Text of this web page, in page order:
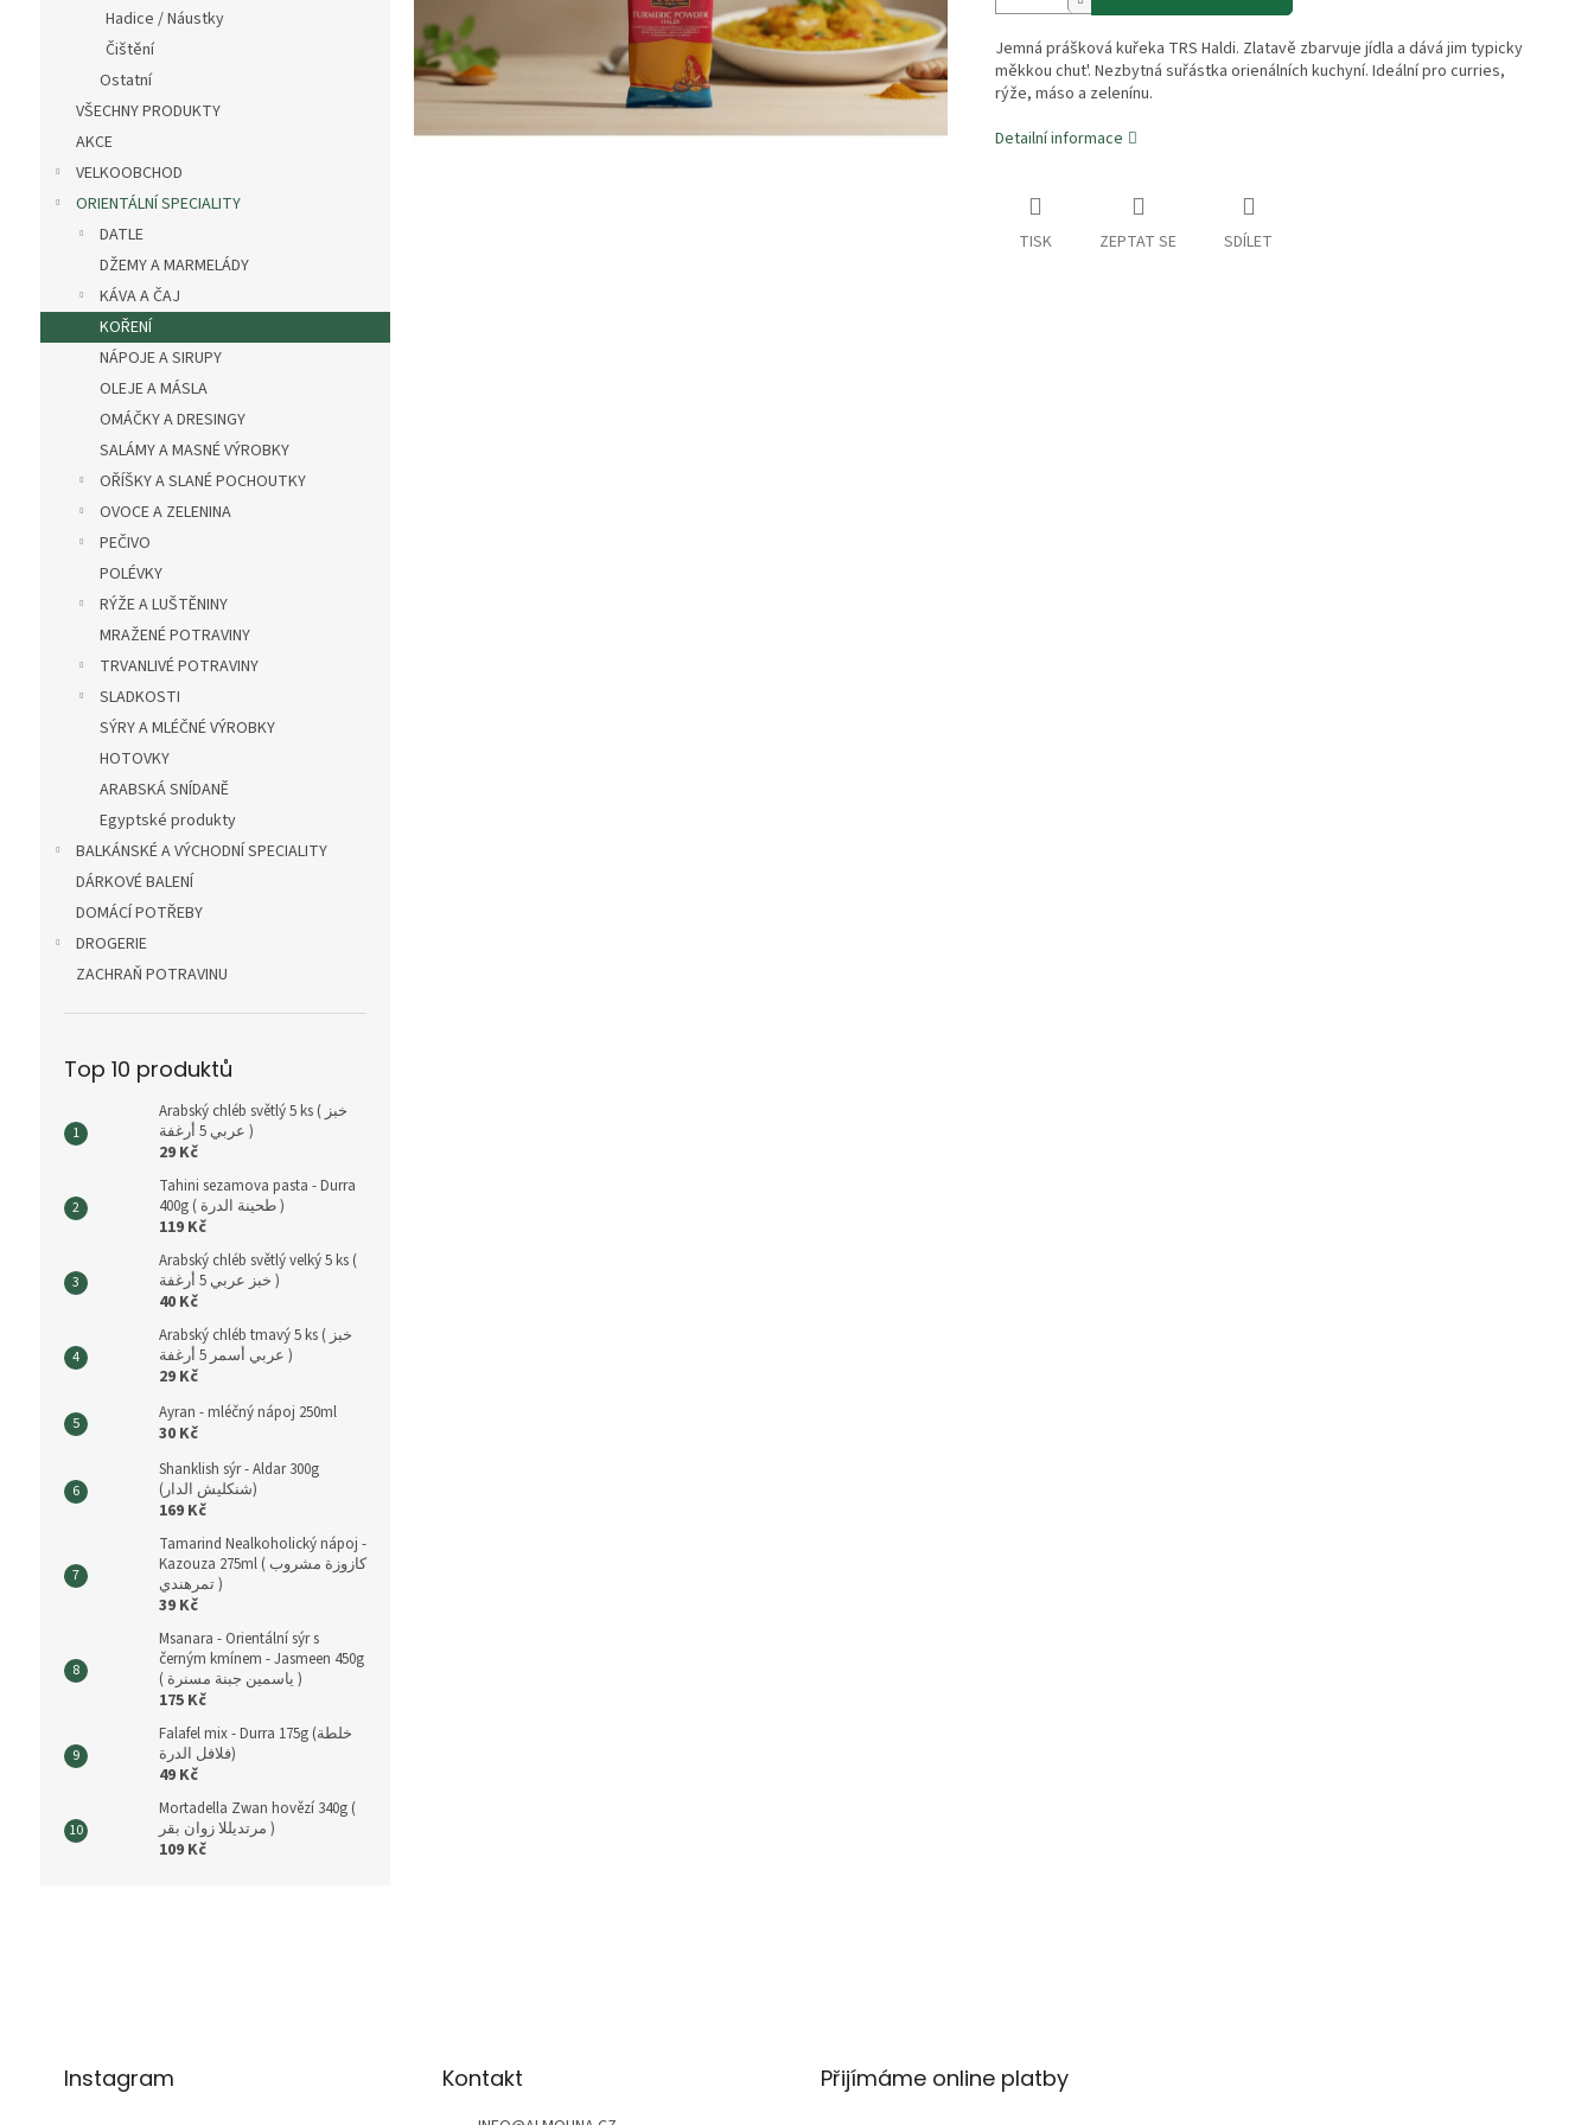
Hadice / Náustky
Čištění
Ostatní
VŠECHNY PRODUKTY
AKCE
VELKOOBCHOD
ORIENTÁLNÍ SPECIALITY
DATLE
DŽEMY A MARMELÁDY
KÁVA A ČAJ
KOŘENÍ
NÁPOJE A SIRUPY
OLEJE A MÁSLA
OMÁČKY A DRESINGY
SALÁMY A MASNÉ VÝROBKY
OŘÍŠKY A SLANÉ POCHOUTKY
OVOCE A ZELENINA
PEČIVO
POLÉVKY
RÝŽE A LUŠTĚNINY
MRAŽENÉ POTRAVINY
TRVANLIVÉ POTRAVINY
SLADKOSTI
SÝRY A MLÉČNÉ VÝROBKY
HOTOVKY
ARABSKÁ SNÍDANĚ
Egyptské produkty
BALKÁNSKÉ A VÝCHODNÍ SPECIALITY
DÁRKOVÉ BALENÍ
DOMÁCÍ POTŘEBY
DROGERIE
ZACHRAŇ POTRAVINU
Top 10 produktů
Arabský chléb světlý 5 ks ( خبز
عربي 5 أرغفة )
29 Kč
Tahini sezamova pasta - Durra
400g ( طحينة الدرة )
119 Kč
Arabský chléb světlý velký 5 ks (
خبز عربي 5 أرغفة )
40 Kč
Arabský chléb tmavý 5 ks ( خبز
عربي أسمر 5 أرغفة )
29 Kč
Ayran - mléčný nápoj 250ml
30 Kč
Shanklish sýr - Aldar 300g
(شنكليش الدار)
169 Kč
Tamarind Nealkoholický nápoj -
Kazouza 275ml ( كازوزة مشروب
تمرهندي )
39 Kč
Msanara - Orientální sýr s
černým kmínem - Jasmeen 450g
( ياسمين جبنة مسنرة )
175 Kč
Falafel mix - Durra 175g (خلطة
فلافل الدرة)
49 Kč
Mortadella Zwan hovězí 340g (
مرتديللا زوان بقر )
109 Kč
Jemná prášková kuřeka TRS Haldi. Zlatavě zbarvuje jídla a dává jim typicky
měkkou chut'. Nezbytná suřástka orienálních kuchyní. Ideální pro curries,
rýže, máso a zelenínu.
Detailní informace
TISK ZEPTAT SE SDÍLET
Instagram Kontakt Přijímáme online platby